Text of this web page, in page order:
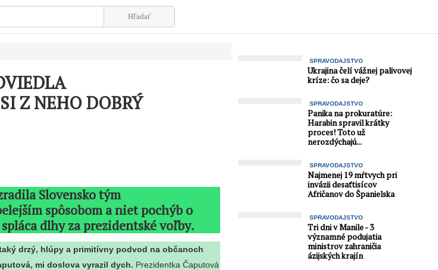
Z NEHO DOBRÝ
Slovensko tým
spôsobom a niet pochýb o
dlhy za prezidentské voľby.
drzý, hlúpy a primitívny podvod na občanoch
mi doslova vyrazil dych. Prezidentka Čaputová
SPRAVODAJSTVO
Ukrajina čelí vážnej palivovej
kríze: čo sa deje?
SPRAVODAJSTVO
Panika na prokuratúre:
Harabin spravil krátky
proces! Toto už
nerozdýchajú...
SPRAVODAJSTVO
Najmenej 19 mŕtvych pri
invázii desaťtisícov
Afričanov do Španielska
SPRAVODAJSTVO
Tri dni v Manile - 3
významné podujatia
ministrov zahraničia
ázijských krajín